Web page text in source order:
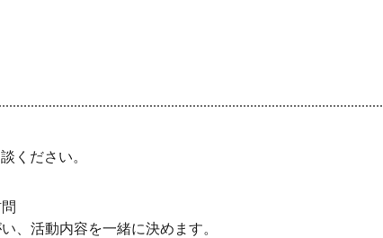
ください。
、活動内容を一緒に決めます。